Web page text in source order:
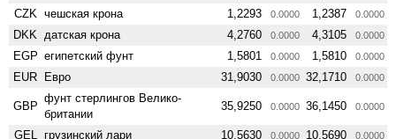
CZK чешская крона 1,2293 0.0000 1,2387 0.0000
DKK датская крона 4,2760 0.0000 4,3105 0.0000
EGP египетский фунт 1,5801 0.0000 1,5810 0.0000
EUR Евро 31,9030 0.0000 32,1710 0.0000
GBP
фунт стерлингов Велико­
британии
35,9250 0.0000 36,1450 0.0000
GEL грузинский лари 10,5630 0.0000 10,5690 0.0000